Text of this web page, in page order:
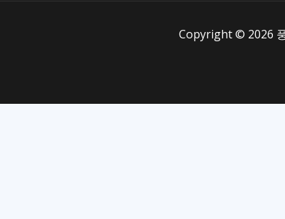
Copyright © 2026